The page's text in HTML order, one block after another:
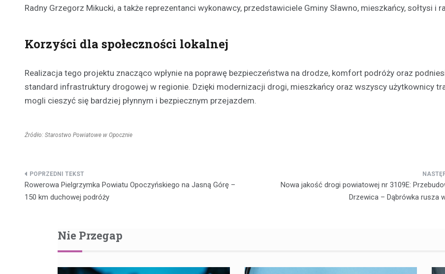
Radny Grzegorz Mikucki, a także reprezentanci wykonawcy, przedstawiciele Gminy Sławno, mieszkańcy, sołtysi i
Korzyści dla społeczności lokalnej
Realizacja tego projektu znacząco wpłynie na poprawę bezpieczeństwa na drodze, komfort podróży oraz
standard infrastruktury drogowej w regionie. Dzięki modernizacji drogi, mieszkańcy oraz wszyscy użytkownicy
mogli cieszyć się bardziej płynnym i bezpiecznym przejazdem.
Źródło: Starostwo Powiatowe w Opocznie
Nawigacja
wpisu
Rowerowa Pielgrzymka Powiatu Opoczyńskiego na Jasną Górę –
150 km duchowej podróży
Nowa jakość drogi powiatowej nr 3109E:
Drzewica – Dąbrówka rusza
Nie Przegap